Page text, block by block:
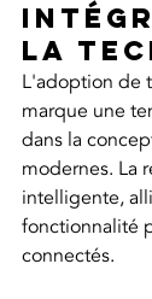
la
L'adoption de
marque une
dans la
modernes. La
intelligente,
fonctionnalité
connectés.